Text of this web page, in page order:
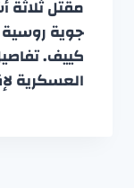
مقتل ثلاثة
جوية
كييف.
العسكرية